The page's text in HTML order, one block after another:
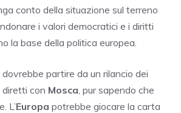
conto della situazione sul terreno
i valori democratici e i diritti
la base della politica europea.
partire da un rilancio dei
diretti con Mosca , pur sapendo che
L’Europa potrebbe giocare la carta